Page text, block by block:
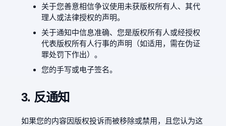
关于您善意相信争议使用未获版权所有人、其代
理人或法律授权的声明。
关于通知中信息准确、您是版权所有人或经授权
代表版权所有人行事的声明（如适用，需在伪证
罪处罚下作出）。
您的手写或电子签名。
3. 反通知
如果您的内容因版权投诉而被移除或禁用，且您认为这